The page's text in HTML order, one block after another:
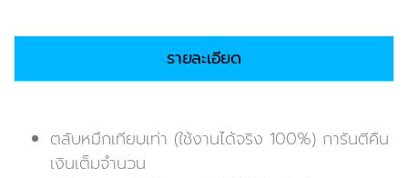
รายละเอียด
ตลับหมึกเทียบเท่า (ใช้งานได้จริง 100%) การันตีคืน
เงินเต็มจำนวน